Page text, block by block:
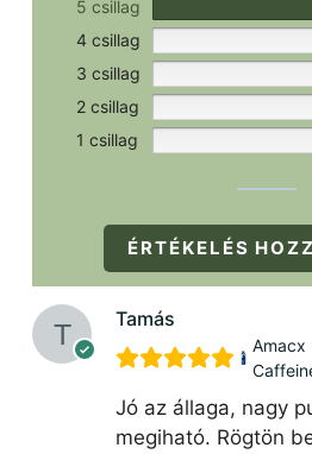
5 csillag
4 csillag
3 csillag
2 csillag
1 csillag
ÉRTÉKELÉS
Tamás
Amacx
Jó az állaga, nagy
megiható. Rögtön